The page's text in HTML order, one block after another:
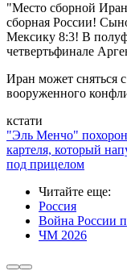
"Место сборной
сборная России!
Мексику 8:3! В
четвертьфинале
Иран может сняться
вооруженного
кстати
"Эль Менчо"
картеля, который
под прицелом
Читайте еще:
Россия
Война России
ЧМ 2026